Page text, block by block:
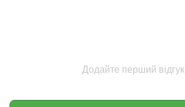
Додайте перший відгук